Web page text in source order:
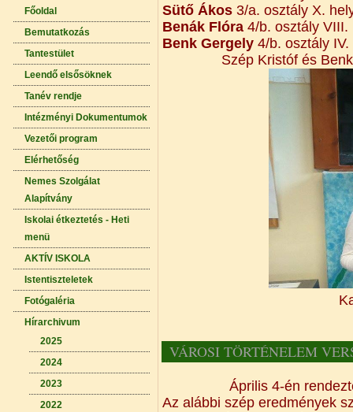
Főoldal
Bemutatkozás
Tantestület
Leendő elsősöknek
Tanév rendje
Intézményi Dokumentumok
Vezetői program
Elérhetőség
Nemes Szolgálat
Alapítvány
Iskolai étkeztetés - Heti
menü
AKTÍV ISKOLA
Istentiszteletek
Fotógaléria
Hírarchivum
2025
2024
2023
2022
Sütő Ákos 3/a. osztály X.
Benák Flóra 4/b. osztály VIII.
Benk Gergely 4/b. osztály IV.
Szép Kristóf és
VÁROSI TÖRTÉNELEM
Április 4-én
Az alábbi szép eredmények